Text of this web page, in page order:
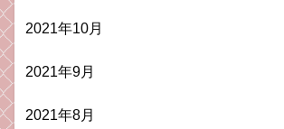
2021年10月
2021年9月
2021年8月